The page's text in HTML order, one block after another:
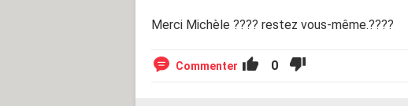
Merci Michèle ???? restez vous-même.????
Commenter 0